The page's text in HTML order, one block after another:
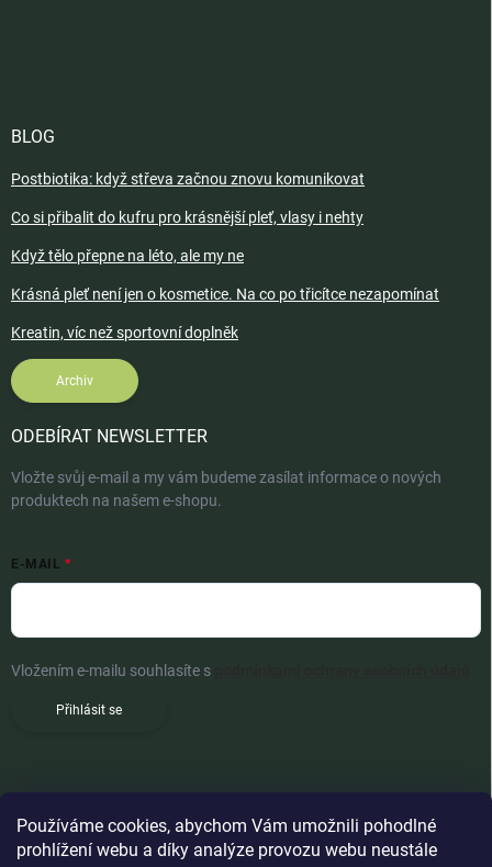
Používáme cookies, abychom Vám umožnili pohodlné
prohlížení webu a díky analýze provozu webu neustále
BLOG
Postbiotika: když střeva začnou znovu komunikovat
Co si přibalit do kufru pro krásnější pleť, vlasy i nehty
Když tělo přepne na léto, ale my ne
Krásná pleť není jen o kosmetice. Na co po třicítce nezapomínat
Kreatin, víc než sportovní doplněk
Archiv
ODEBÍRAT NEWSLETTER
Vložte svůj e-mail a my vám budeme zasílat informace o nových
produktech na našem e-shopu.
E-MAIL
Vložením e-mailu souhlasíte s
Přihlásit se